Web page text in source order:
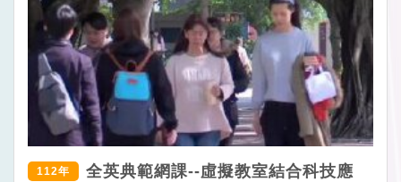
112年 全英典範網課--虛擬教室結合科技應